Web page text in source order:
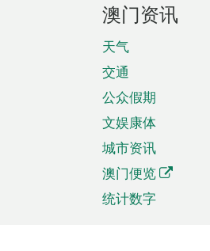
澳门资讯
天气
交通
公众假期
文娱康体
城市资讯
澳门便览
统计数字